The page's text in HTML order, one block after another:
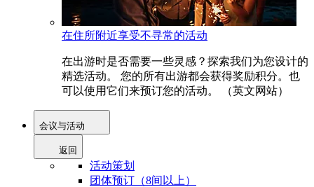
在住所附近享受不寻常的活动
在出游时是否需要一些灵感？探索我们为您设计的
精选活动。 您的所有出游都会获得奖励积分。也
可以使用它们来预订您的活动。 （英文网站）
会议与活动
返回
活动策划
团体预订（8间以上）